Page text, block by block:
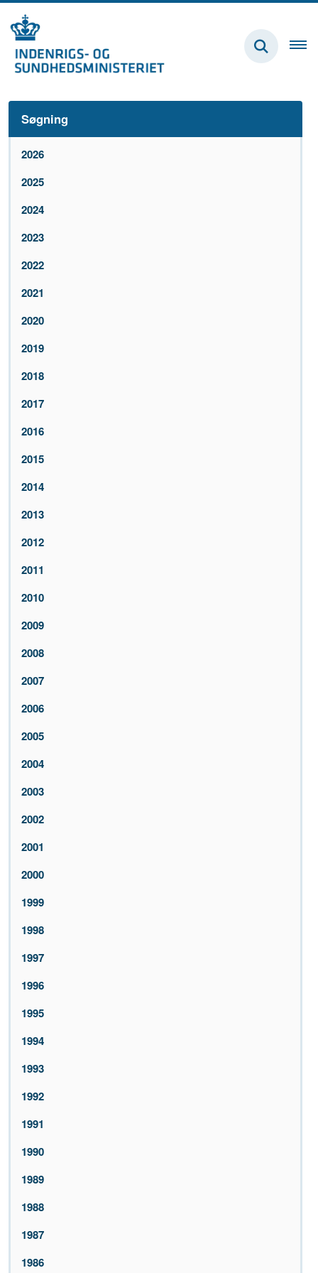
Søgning
2026
2025
2024
2023
2022
2021
2020
2019
2018
2017
2016
2015
2014
2013
2012
2011
2010
2009
2008
2007
2006
2005
2004
2003
2002
2001
2000
1999
1998
1997
1996
1995
1994
1993
1992
1991
1990
1989
1988
1987
1986